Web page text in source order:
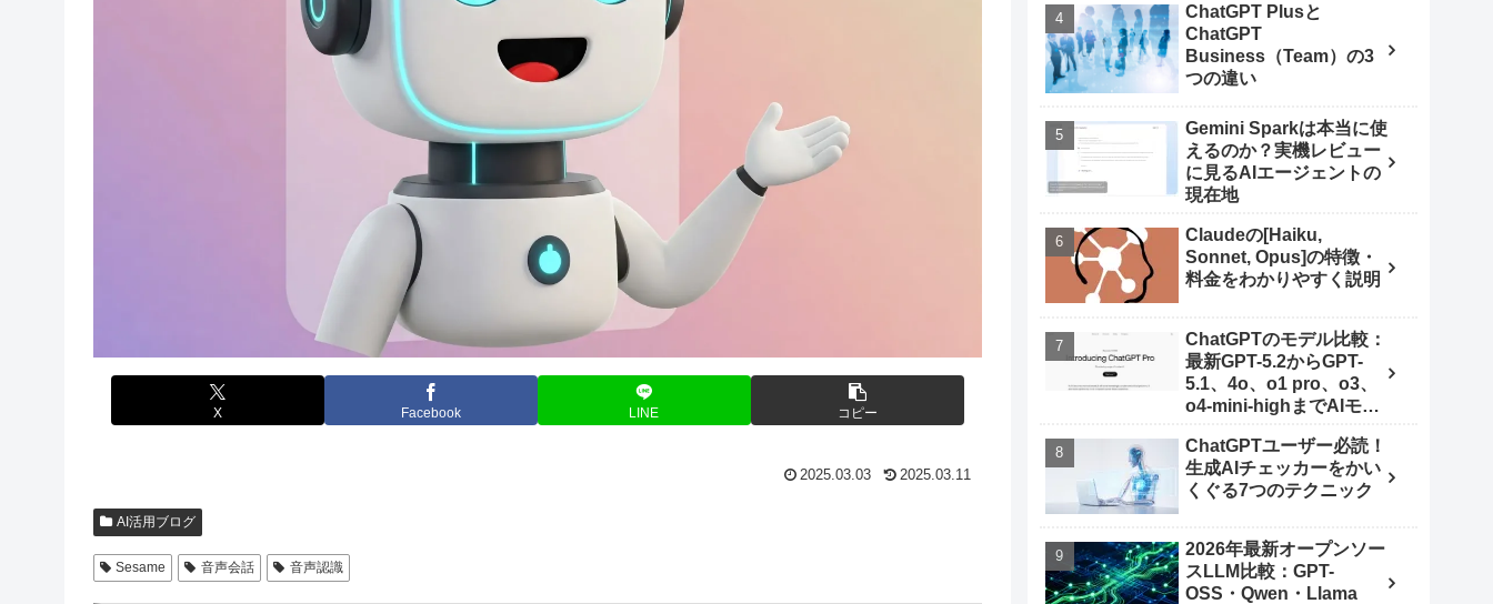
X Facebook LINE コピー
2025.03.03 2025.03.11
AI活用ブログ
Sesame 音声会話 音声認識
ChatGPT Plusと
ChatGPT
Business（Team）の3
つの違い
Gemini Sparkは本当に使
えるのか？実機レビュー
に見るAIエージェントの
現在地
Claudeの[Haiku,
Sonnet, Opus]の特徴・
料金をわかりやすく説明
ChatGPTのモデル比較：
最新GPT-5.2からGPT-
5.1、4o、o1 pro、o3、
o4-mini-highまでAIモデ
ChatGPTユーザー必読！
生成AIチェッカーをかい
くぐる7つのテクニック
2026年最新オープンソー
スLLM比較：GPT-
OSS・Qwen・Llama